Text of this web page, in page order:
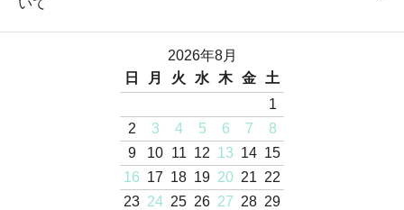
2026年8月
日
月 火 水 木 金
土
1
2
3 4 5 6 7
8
9
10 11 12 13 14 15
16 17 18 19 20 21 22
23 24 25 26 27 28 29